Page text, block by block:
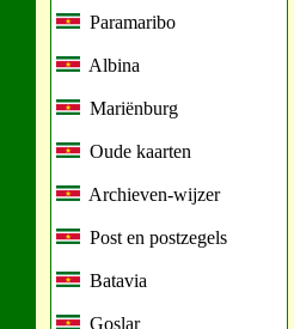
Paramaribo
Albina
Mariënburg
Oude kaarten
Archieven-wijzer
Post en postzegels
Batavia
Goslar